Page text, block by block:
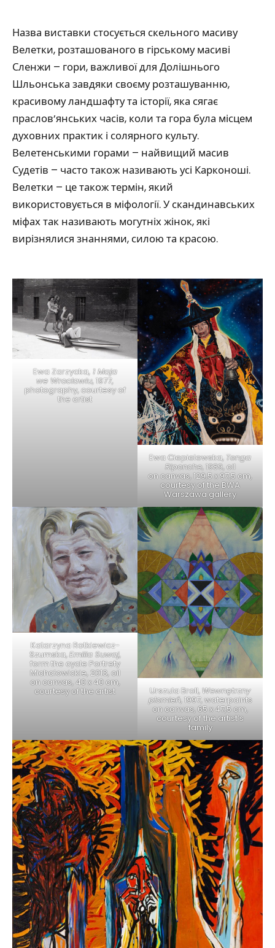
Назва виставки стосується скельного масиву
Велетки, розташованого в гірському масиві
Сленжи – гори, важливої ​​для Долішнього
Шльонська завдяки своєму розташуванню,
красивому ландшафту та історії, яка сягає
праслов’янських часів, коли та гора була місцем
духовних практик і солярного культу.
Велетенськими горами – найвищий масив
Судетів – часто також називають усі Карконоші.
Велетки – це також термін, який
використовується в міфології. У скандинавських
міфах так називають могутніх жінок, які
вирізнялися знаннями, силою та красою.
Ewa Zarzycka,1 Maja
we Wrocławiu, 1977,
photography, courtesy of
the artist
Ewa Ciepielewska, Tenga
Riponche, 1989, oil
on canvas, 129,5 x 97,5 cm,
courtesy of the BWA
Warszawa gallery
Katarzyna Rotkiewicz-
Szumska,Emilia Suwaj,
form the cycle Portrety
Michałowickie, 2013, oil
on canvas, 40 x 40 cm,
courtesy of the artist Urszula Broll,Wewnętrzny
płomień, 1997, waterpaints
on canvas, 65 x 47,5 cm,
courtesy of the artist’s
family